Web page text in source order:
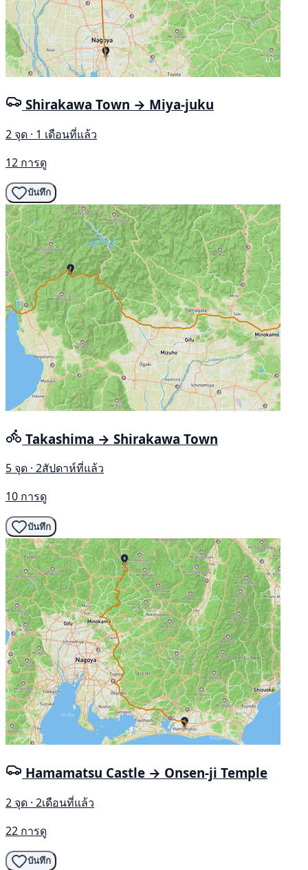
Shirakawa Town → Miya-juku
2 จุด · 1 เดือนที่แล้ว
12 การดู
บันทึก
Takashima → Shirakawa Town
5 จุด · 2สัปดาห์ที่แล้ว
10 การดู
บันทึก
Hamamatsu Castle → Onsen-ji Temple
2 จุด · 2เดือนที่แล้ว
22 การดู
บันทึก